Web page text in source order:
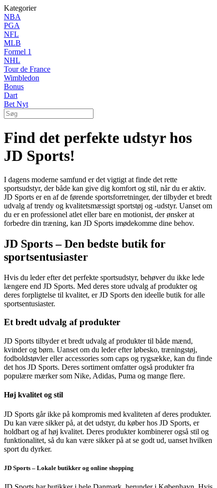
Kategorier
NBA
PGA
NFL
MLB
Formel 1
NHL
Tour de France
Wimbledon
Bonus
Dart
Bet Nyt
Find det perfekte udstyr hos
JD Sports!
I dagens moderne samfund er det vigtigt at finde det rette
sportsudstyr, der både kan give dig komfort og stil, når du er aktiv.
JD Sports er en af de førende sportsforretninger, der tilbyder et bredt
udvalg af trendy og kvalitetsmæssigt sportstøj og -udstyr. Uanset om
du er en professionel atlet eller bare en motionist, der ønsker at
forbedre din træning, kan JD Sports imødekomme dine behov.
JD Sports – Den bedste butik for
sportsentusiaster
Hvis du leder efter det perfekte sportsudstyr, behøver du ikke lede
længere end JD Sports. Med deres store udvalg af produkter og
deres forpligtelse til kvalitet, er JD Sports den ideelle butik for alle
sportsentusiaster.
Et bredt udvalg af produkter
JD Sports tilbyder et bredt udvalg af produkter til både mænd,
kvinder og børn. Uanset om du leder efter løbesko, træningstøj,
fodboldstøvler eller accessories som caps og rygsække, kan du finde
det hos JD Sports. Deres sortiment omfatter også produkter fra
populære mærker som Nike, Adidas, Puma og mange flere.
Høj kvalitet og stil
JD Sports går ikke på kompromis med kvaliteten af deres produkter.
Du kan være sikker på, at det udstyr, du køber hos JD Sports, er
holdbart og af høj kvalitet. Deres produkter kombinerer også stil og
funktionalitet, så du kan være sikker på at se godt ud, uanset hvilken
sport du dyrker.
JD Sports – Lokale butikker og online shopping